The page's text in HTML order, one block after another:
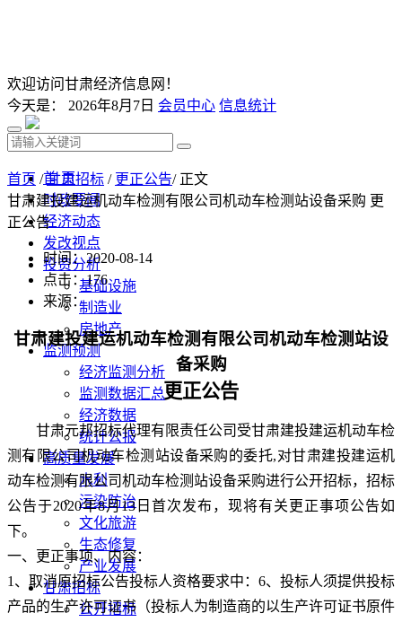
欢迎访问甘肃经济信息网！
今天是： 2026年8月7日 会员中心 信息统计
首 页
时政要闻
经济动态
发改视点
投资分析
基础设施
制造业
房地产
监测预测
经济监测分析
监测数据汇总
经济数据
统计公报
高质量发展
水利
污染防治
文化旅游
生态修复
产业发展
甘肃招标
公开招标
首页 /甘肃招标 / 更正公告/ 正文
甘肃建投建运机动车检测有限公司机动车检测站设备采购 更
正公告
时间：2020-08-14
点击：176
来源：
甘肃建投建运机动车检测有限公司机动车检测站设
备采购
更正公告
甘肃元邦招标代理有限责任公司受甘肃建投建运机动车检
测有限公司机动车检测站设备采购的委托,对甘肃建投建运机
动车检测有限公司机动车检测站设备采购进行公开招标，招标
公告于2020年8月13日首次发布，现将有关更正事项公告如
下。
一、更正事项、内容：
1 、取消原招标公告投标人资格要求中： 6、投标人须提供投标
产品的生产许可证书（投标人为制造商的以生产许可证书原件